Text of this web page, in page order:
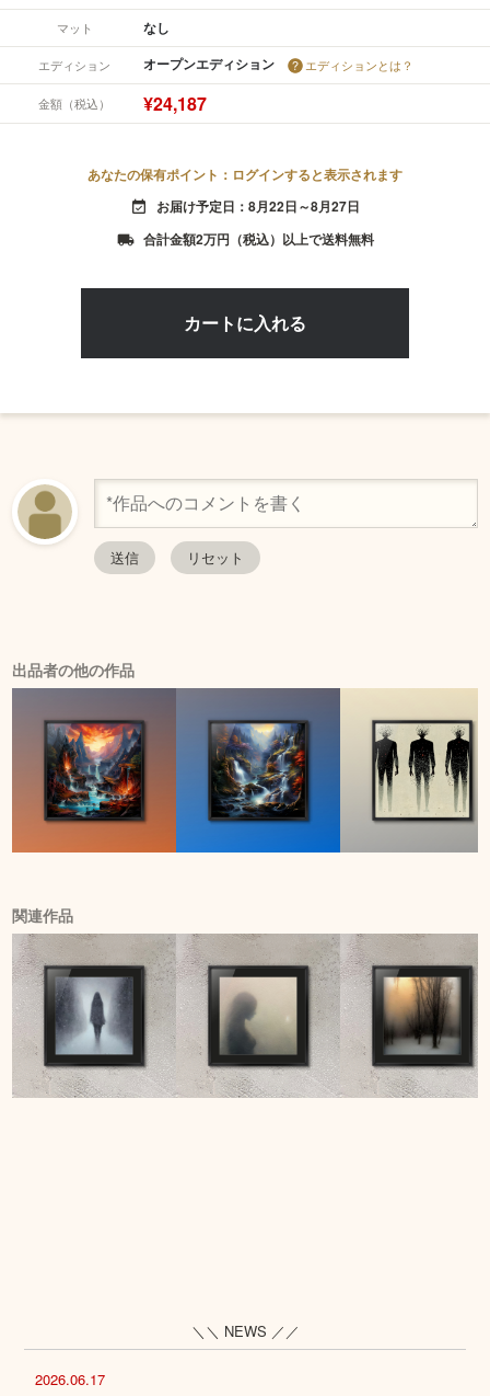
マット なし
エディション オープンエディション エディションとは？
金額（税込） ¥24,187
あなたの保有ポイント：ログインすると表示されます
event_available お届け予定日：8月22日～8月27日
local_shipping 合計金額2万円（税込）以上で送料無料
出品者の他の作品
関連作品
＼＼ NEWS ／／
2026.06.17